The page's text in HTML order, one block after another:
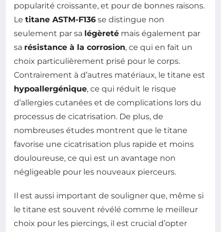
popularité croissante, et pour de bonnes raisons.
Le titane ASTM-F136 se distingue non
seulement par sa légèreté mais également par
sa résistance à la corrosion, ce qui en fait un
choix particulièrement prisé pour le corps.
Contrairement à d’autres matériaux, le titane est
hypoallergénique, ce qui réduit le risque
d’allergies cutanées et de complications lors du
processus de cicatrisation. De plus, de
nombreuses études montrent que le titane
favorise une cicatrisation plus rapide et moins
douloureuse, ce qui est un avantage non
négligeable pour les nouveaux pierceurs.
Il est aussi important de souligner que, même si
le titane est souvent révélé comme le meilleur
choix pour les piercings, il est crucial d’opter